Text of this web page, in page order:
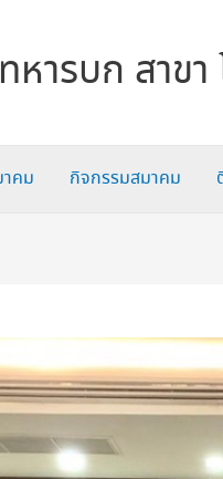
ารบก สาขา
คม กิจกรรมสมาคม